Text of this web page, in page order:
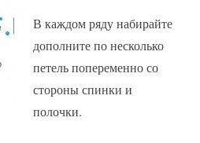
В каждом ряду набирайте
дополните по несколько
петель попеременно со
стороны спинки и
полочки.